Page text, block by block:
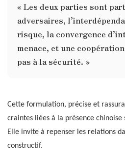
« Les deux parties sont
adversaires,
risque, la convergence
menace, et une
pas à la sécurité. »
Cette formulation, précise et
craintes liées à la présence chinoise
Elle invite à repenser les relations
constructif.